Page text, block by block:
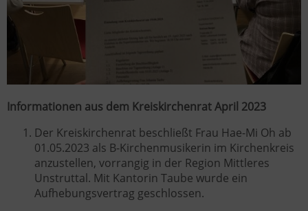
Informationen aus dem Kreiskirchenrat April 2023
Der Kreiskirchenrat beschließt Frau Hae-Mi Oh ab
01.05.2023 als B-Kirchenmusikerin im Kirchenkreis
anzustellen, vorrangig in der Region Mittleres
Unstruttal. Mit Kantorin Taube wurde ein
Aufhebungsvertrag geschlossen.